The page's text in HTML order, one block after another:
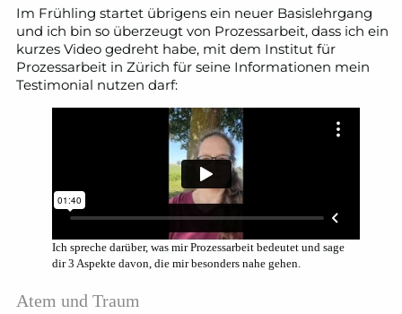
Im Frühling startet übrigens ein neuer Basislehrgang
und ich bin so überzeugt von Prozessarbeit, dass ich ein
kurzes Video gedreht habe, mit dem Institut für
Prozessarbeit in Zürich für seine Informationen mein
Testimonial nutzen darf:
Ich spreche darüber, was mir Prozessarbeit bedeutet und sage
dir 3 Aspekte davon, die mir besonders nahe gehen.
Atem und Traum